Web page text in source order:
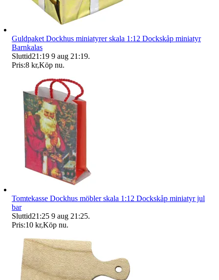
Guldpaket Dockhus miniatyrer skala 1:12 Dockskåp miniatyr
Barnkalas
Sluttid21:19 9 aug 21:19.
Pris:8 kr,Köp nu.
Tomtekasse Dockhus möbler skala 1:12 Dockskåp miniatyr jul
bar
Sluttid21:25 9 aug 21:25.
Pris:10 kr,Köp nu.